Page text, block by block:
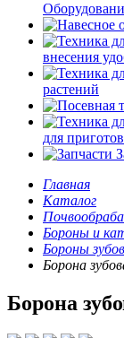
внесения
растений
для
Главная
Каталог
Бороны и
Бороны
Борона
Борона